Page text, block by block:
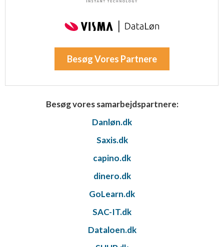
Besøg Vores Partnere
Besøg vores samarbejdspartnere:
Danløn.dk
Saxis.dk
capino.dk
dinero.dk
GoLearn.dk
SAC-IT.dk
Dataloen.dk